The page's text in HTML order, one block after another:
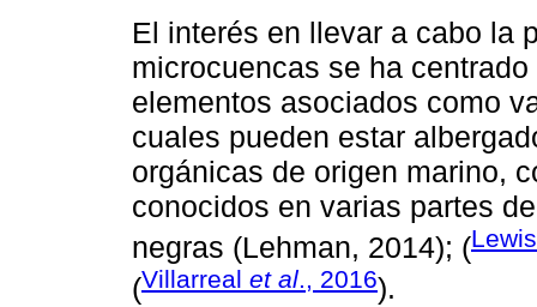
El interés en llevar a cabo la
microcuencas se ha
elementos asociados como
cuales pueden estar
orgánicas de origen marino,
conocidos en varias partes
negras (Lehman, 2014); (
(Villarreal et al., 2016).